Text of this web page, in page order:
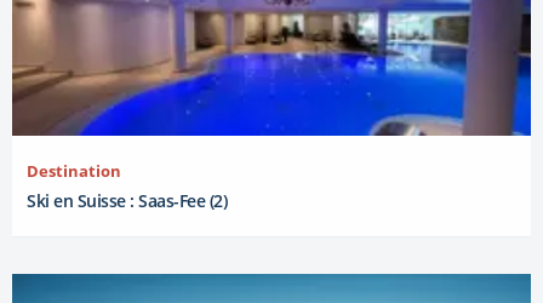
Destination
Ski en Suisse : Saas-Fee (2)